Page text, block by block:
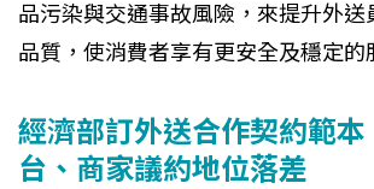
品污染與交通事故風險，來提升外送
品質，使消費者享有更安全及穩定的
經濟部訂外送合作契約範
台、商家議約地位落差